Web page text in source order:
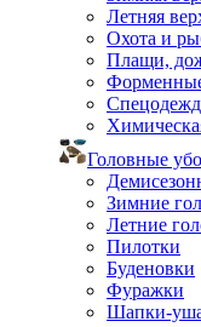
Летняя
Охота и
Плащи,
Головные
Зимние
Летние
Пилотки
Буденовки
Фуражки
Шапки-